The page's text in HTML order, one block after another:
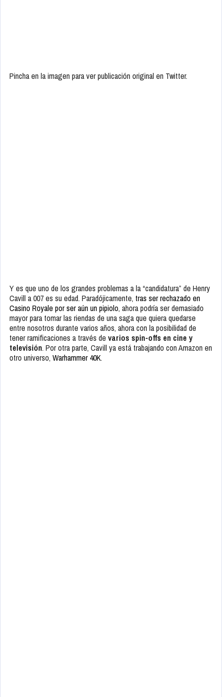
Pincha en la imagen para ver publicación original en Twitter.
Y es que uno de los grandes problemas a la “candidatura” de Henry
Cavill a 007 es su edad. Paradójicamente, tras ser rechazado en
Casino Royale por ser aún un pipiolo, ahora podría ser demasiado
mayor para tomar las riendas de una saga que quiera quedarse
entre nosotros durante varios años, ahora con la posibilidad de
tener ramificaciones a través de varios spin-offs en cine y
televisión. Por otra parte, Cavill ya está trabajando con Amazon en
otro universo, Warhammer 40K.